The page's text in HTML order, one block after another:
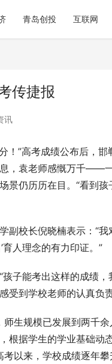
青岛创投 互联网
传捷报
讯
！”高考成绩公布后，
，袁老师感慨万千——
景仍历历在目。“看到
副校长倪晓楠表示：“
育人理念的有力印证。”
子能考出这样的成绩
受到学校老师的认真负
生规模已发展到两千
根据学生的学业基础动
以来，学校成绩逐年